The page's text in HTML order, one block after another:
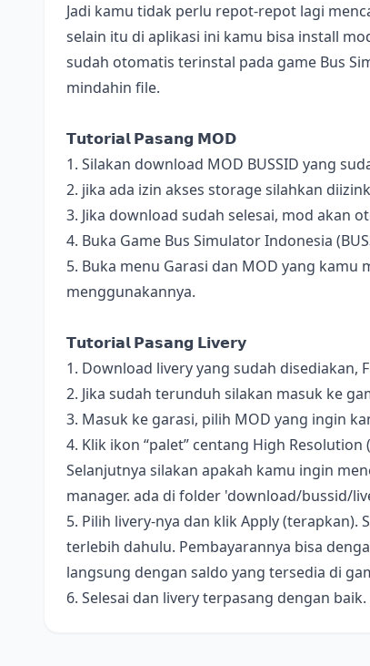
Jadi kamu tidak perlu repot-repot lagi
selain itu di aplikasi ini kamu bisa install
sudah otomatis terinstal pada game Bus
mindahin file.
𝗧𝘂𝘁𝗼𝗿𝗶𝗮𝗹 𝗣𝗮𝘀𝗮𝗻𝗴 𝗠𝗢𝗗
1. Silakan download MOD BUSSID yang
2. jika ada izin akses storage silahkan
3. Jika download sudah selesai, mod akan
4. Buka Game Bus Simulator Indonesia
5. Buka menu Garasi dan MOD yang
menggunakannya.
𝗧𝘂𝘁𝗼𝗿𝗶𝗮𝗹 𝗣𝗮𝘀𝗮𝗻𝗴 𝗟𝗶𝘃𝗲𝗿𝘆
1. Download livery yang sudah disediakan,
2. Jika sudah terunduh silakan masuk ke
3. Masuk ke garasi, pilih MOD yang ingin
4. Klik ikon “palet” centang High
Selanjutnya silakan apakah kamu ingin
manager. ada di folder 'download/bussid/
5. Pilih livery-nya dan klik Apply
terlebih dahulu. Pembayarannya bisa
langsung dengan saldo yang tersedia di
6. Selesai dan livery terpasang dengan baik.